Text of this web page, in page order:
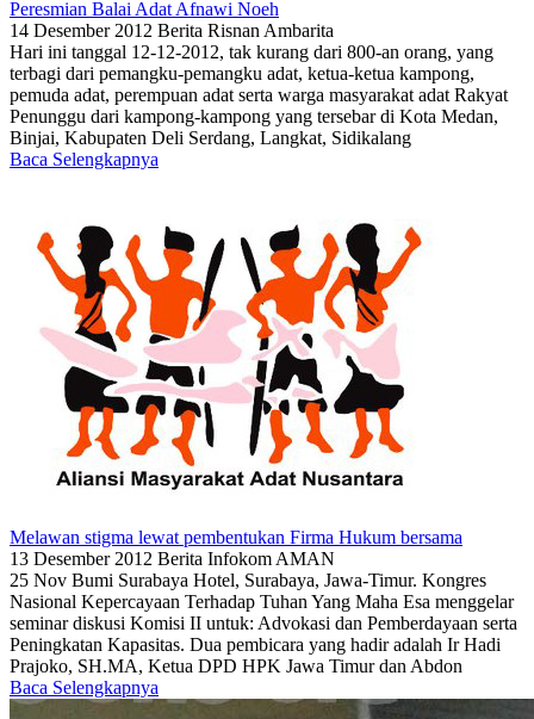
Peresmian Balai Adat Afnawi Noeh
14 Desember 2012 Berita Risnan Ambarita
Hari ini tanggal 12-12-2012, tak kurang dari 800-an orang, yang
terbagi dari pemangku-pemangku adat, ketua-ketua kampong,
pemuda adat, perempuan adat serta warga masyarakat adat Rakyat
Penunggu dari kampong-kampong yang tersebar di Kota Medan,
Binjai, Kabupaten Deli Serdang, Langkat, Sidikalang
Baca Selengkapnya
Melawan stigma lewat pembentukan Firma Hukum bersama
13 Desember 2012 Berita Infokom AMAN
25 Nov Bumi Surabaya Hotel, Surabaya, Jawa-Timur. Kongres
Nasional Kepercayaan Terhadap Tuhan Yang Maha Esa menggelar
seminar diskusi Komisi II untuk: Advokasi dan Pemberdayaan serta
Peningkatan Kapasitas. Dua pembicara yang hadir adalah Ir Hadi
Prajoko, SH.MA, Ketua DPD HPK Jawa Timur dan Abdon
Baca Selengkapnya